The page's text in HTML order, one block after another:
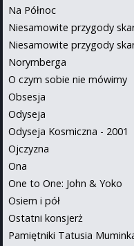
Na Północ
Niesamowite przygody
Niesamowite przygody
Norymberga
O czym sobie nie mówimy
Obsesja
Odyseja
Odyseja Kosmiczna - 2001
Ojczyzna
Ona
One to One: John & Yoko
Osiem i pół
Ostatni konsjerż
Pamiętniki Tatusia